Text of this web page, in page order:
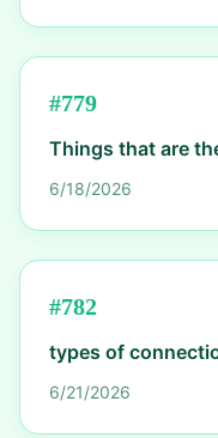
#779
Things that are
6/18/2026
#782
types of
6/21/2026